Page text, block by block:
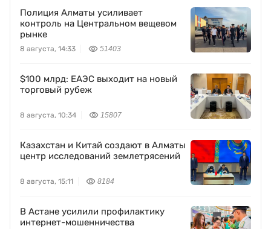
Полиция Алматы усиливает
контроль на Центральном вещевом
рынке
8 августа, 14:33 51403
$100 млрд: ЕАЭС выходит на новый
торговый рубеж
8 августа, 10:34 15807
Казахстан и Китай создают в Алматы
центр исследований землетрясений
8 августа, 15:11 8184
В Астане усилили профилактику
интернет-мошенничества